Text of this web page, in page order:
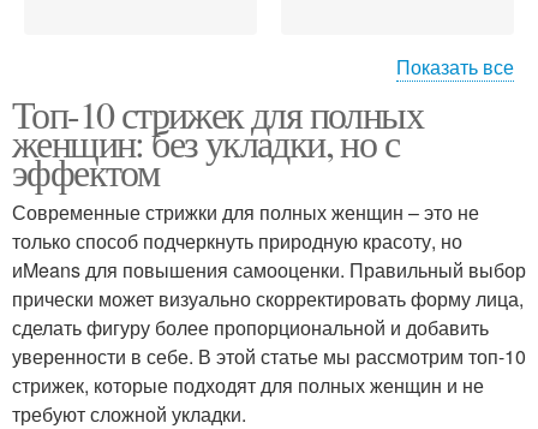
Стрижки без укладки Модные стрижки
Стрижка с длинной
челкой
Укладка с косым
Небрежная укладка
Стрижки для пышных
женщин
Показать все
Топ-10 стрижек для полных
женщин: без укладки, но с
эффектом
Современные стрижки для полных женщин – это не
только способ подчеркнуть природную красоту, но
иMeans для повышения самооценки. Правильный выбор
прически может визуально скорректировать форму лица,
сделать фигуру более пропорциональной и добавить
уверенности в себе. В этой статье мы рассмотрим топ-10
стрижек, которые подходят для полных женщин и не
требуют сложной укладки.